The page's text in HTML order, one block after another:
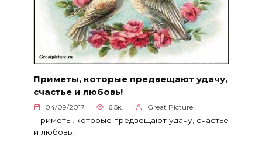
Приметы, которые предвещают удачу,
счастье и любовь!
04/09/2017 6.5к. Great Picture
Приметы, которые предвещают удачу, счастье
и любовь!